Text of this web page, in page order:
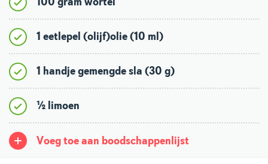
1 eetlepel (olijf)olie (10 ml)
1 handje gemengde sla (30 g)
½ limoen
Voeg toe aan boodschappenlijst